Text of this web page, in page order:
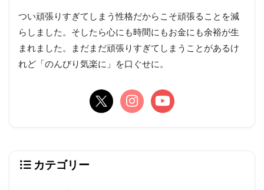
つい頑張りすぎてしまう性格だからこそ頑張ることを減
らしました。そしたら心にも時間にもお金にも余裕が生
まれました。まだまだ頑張りすぎてしまうことがあるけ
れど「のんびり気楽に」を口ぐせに。
カテゴリー